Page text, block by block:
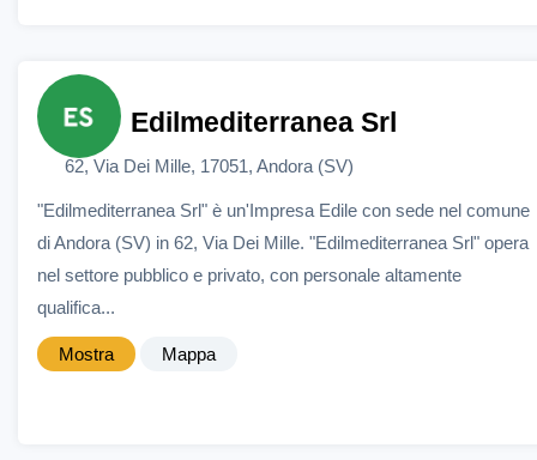
Edilmediterranea Srl
62, Via Dei Mille, 17051, Andora (SV)
"Edilmediterranea Srl" è un'Impresa Edile con sede nel comune
di Andora (SV) in 62, Via Dei Mille. "Edilmediterranea Srl" opera
nel settore pubblico e privato, con personale altamente
qualifica...
Mostra Mappa